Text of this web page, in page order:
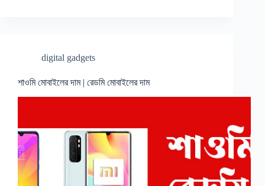
digital gadgets
শাওমি মোবাইলের দাম | রেডমি মোবাইলের দাম